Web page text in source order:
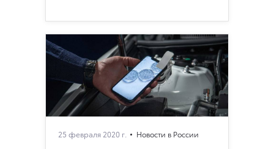
25 февраля 2020 г. Новости в России